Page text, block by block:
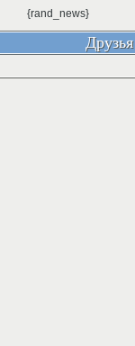
{rand_news}
Друзья